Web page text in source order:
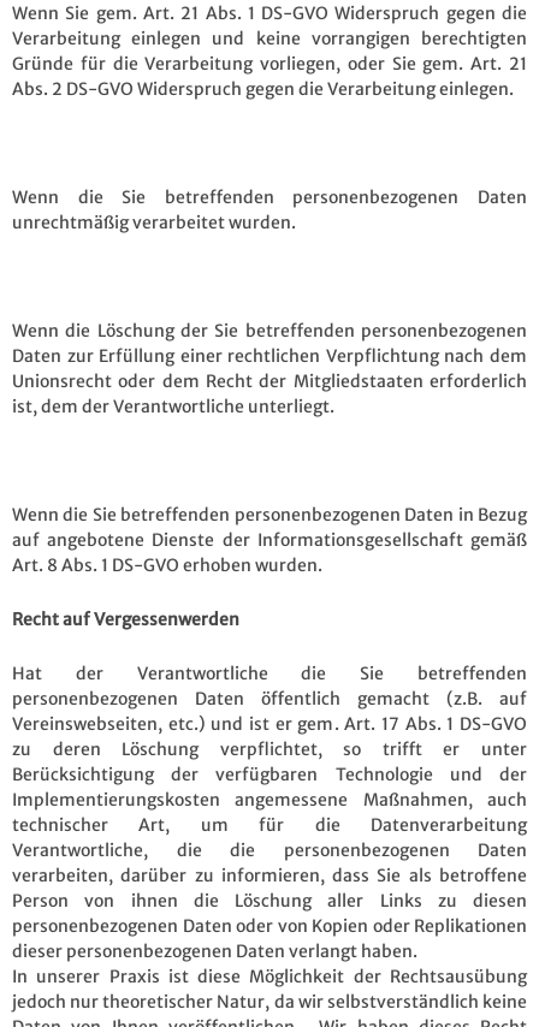
Wenn Sie gem. Art. 21 Abs. 1 DS-GVO Widerspruch gegen die
Verarbeitung einlegen und keine vorrangigen berechtigten
Gründe für die Verarbeitung vorliegen, oder Sie gem. Art. 21
Abs. 2 DS-GVO Widerspruch gegen die Verarbeitung einlegen.
Wenn die Sie betreffenden personenbezogenen Daten
unrechtmäßig verarbeitet wurden.
Wenn die Löschung der Sie betreffenden personenbezogenen
Daten zur Erfüllung einer rechtlichen Verpflichtung nach dem
Unionsrecht oder dem Recht der Mitgliedstaaten erforderlich
ist, dem der Verantwortliche unterliegt.
Wenn die Sie betreffenden personenbezogenen Daten in Bezug
auf angebotene Dienste der Informationsgesellschaft gemäß
Art. 8 Abs. 1 DS-GVO erhoben wurden.
Recht auf Vergessenwerden
Hat der Verantwortliche die Sie betreffenden
personenbezogenen Daten öffentlich gemacht (z.B. auf
Vereinswebseiten, etc.) und ist er gem. Art. 17 Abs. 1 DS-GVO
zu deren Löschung verpflichtet, so trifft er unter
Berücksichtigung der verfügbaren Technologie und der
Implementierungskosten angemessene Maßnahmen, auch
technischer Art, um für die Datenverarbeitung
Verantwortliche, die die personenbezogenen Daten
verarbeiten, darüber zu informieren, dass Sie als betroffene
Person von ihnen die Löschung aller Links zu diesen
personenbezogenen Daten oder von Kopien oder Replikationen
dieser personenbezogenen Daten verlangt haben.
In unserer Praxis ist diese Möglichkeit der Rechtsausübung
jedoch nur theoretischer Natur, da wir selbstverständlich keine